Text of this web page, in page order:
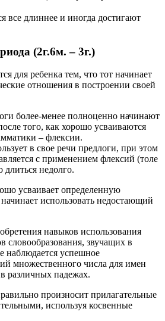
все длиннее и иногда достигают
(2г.6м. – 3г.)
для ребенка тем, что тот начинает
отношения в построении своей
более-менее полноценно начинают
того, как хорошо усваиваются
– флексии.
в свое речи предлоги, при этом
с применением флексий (толе
длиться недолго.
усваивает определенную
использовать недостающий
навыков использования
словообразования, звучащих в
наблюдается успешное
множественного числа для имен
различных падежах.
произносит прилагательные
используя косвенные